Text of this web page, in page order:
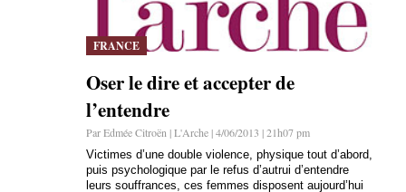
FRANCE
Oser le dire et accepter de
l’entendre
Par Edmée Citroën | L'Arche | 4/06/2013 | 21h07 pm
Victimes d’une double violence, physique tout d’abord,
puis psychologique par le refus d’autrui d’entendre
leurs souffrances, ces femmes disposent aujourd’hui